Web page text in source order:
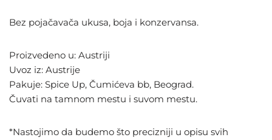
Bez pojačavača ukusa, boja i konzervansa.
Proizvedeno u: Austriji
Uvoz iz: Austrije
Pakuje: Spice Up, Čumićeva bb, Beograd.
Čuvati na tamnom mestu i suvom mestu.
*Nastojimo da budemo što precizniji u opisu svih